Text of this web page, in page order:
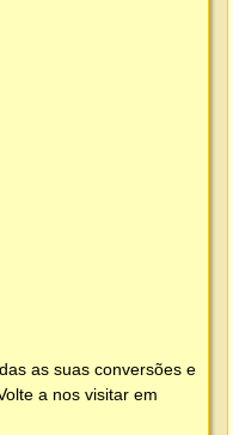
as suas conversões e
Volte a nos visitar em